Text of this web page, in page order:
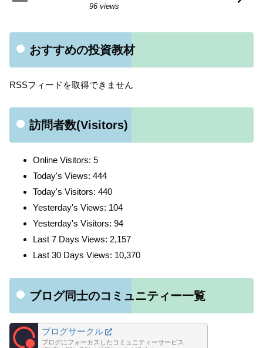
96 views
おすすめの投資教材
RSSフィードを取得できません
訪問者数(Visitors)
Online Visitors: 5
Today's Views: 444
Today's Visitors: 440
Yesterday's Views: 104
Yesterday's Visitors: 94
Last 7 Days Views: 2,157
Last 30 Days Views: 10,370
ブログ同士のコミュニティー一覧
ブログサークル
ブログにフォーカスしたコミュニティーサービス